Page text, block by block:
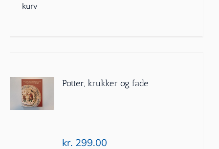
kurv
Potter, krukker og fade
kr. 299.00